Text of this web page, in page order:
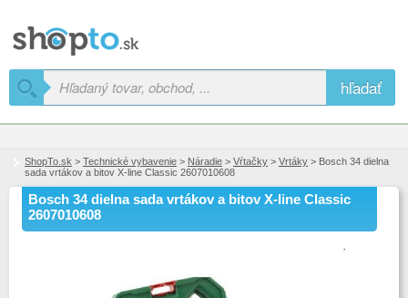
hľadať
ShopTo.sk > Technické vybavenie > Náradie > Vŕtačky > Vrtáky > Bosch 34 dielna
sada vrtákov a bitov X-line Classic 2607010608
Bosch 34 dielna sada vrtákov a bitov X-line Classic
2607010608